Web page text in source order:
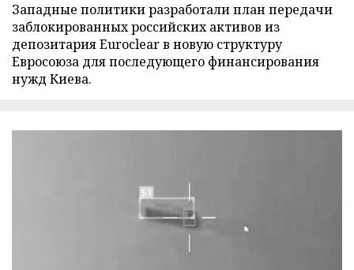
Западные политики разработали план передачи
заблокированных российских активов из
депозитария Euroclear в новую структуру
Евросоюза для последующего финансирования
нужд Киева.